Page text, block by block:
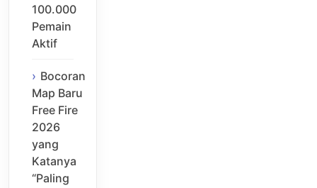
100.000
Pemain
Aktif
Bocoran
Map Baru
Free Fire
2026
yang
Katanya
“Paling